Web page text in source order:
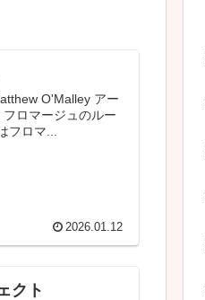
O'Malley アー
ロマージュのルー
フロマ...
2026.01.12
クト